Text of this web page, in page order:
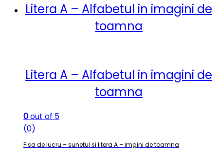
Litera A – Alfabetul in imagini de
toamna
Litera A – Alfabetul in imagini de
toamna
0out of 5
(0)
Fisa de lucru – sunetul si litera A – imgini de toamna